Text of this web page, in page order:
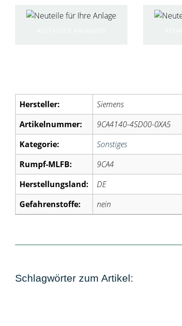
Hersteller:
Siemens
Artikelnummer:
9CA4140-4SD00-0XA5
Kategorie:
Sonstiges
Rumpf-MLFB:
9CA4
Herstellungsland:
DE
Gefahrenstoffe:
nein
Schlagwörter zum Artikel: